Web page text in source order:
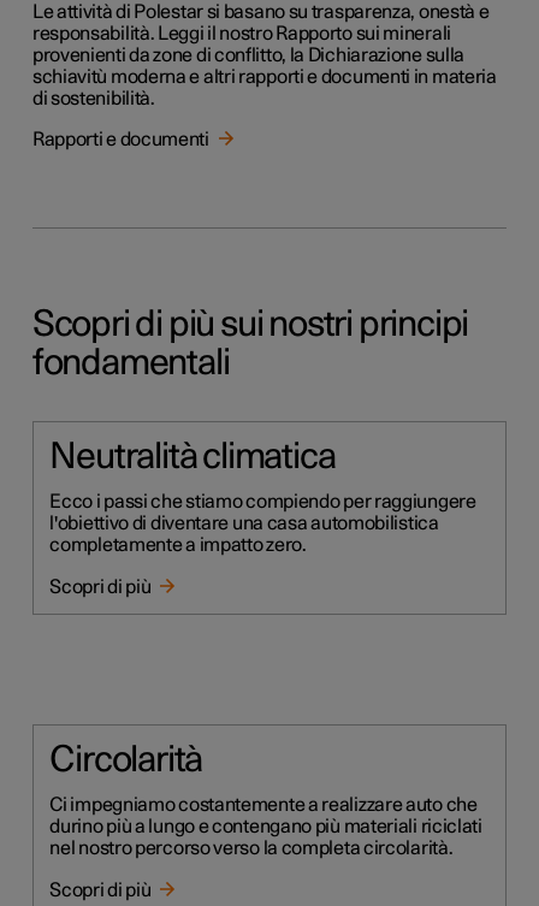
Le attività di Polestar si basano su trasparenza, onestà e
responsabilità. Leggi il nostro Rapporto sui minerali
provenienti da zone di conflitto, la Dichiarazione sulla
schiavitù moderna e altri rapporti e documenti in materia
di sostenibilità.
Rapporti e documenti
Scopri di più sui nostri principi
fondamentali
Neutralità climatica
Ecco i passi che stiamo compiendo per raggiungere
l'obiettivo di diventare una casa automobilistica
completamente a impatto zero.
Scopri di più
Circolarità
Ci impegniamo costantemente a realizzare auto che
durino più a lungo e contengano più materiali riciclati
nel nostro percorso verso la completa circolarità.
Scopri di più